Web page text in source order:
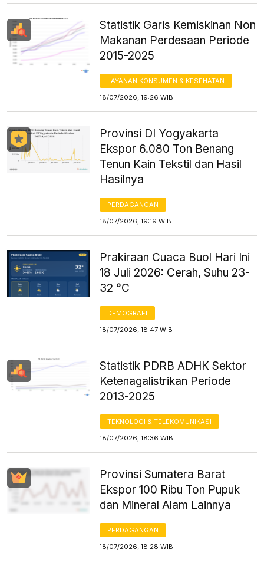
Statistik Garis Kemiskinan Non
Makanan Perdesaan Periode
2015-2025
LAYANAN KONSUMEN & KESEHATAN
18/07/2026, 19:26 WIB
Provinsi DI Yogyakarta
Ekspor 6.080 Ton Benang
Tenun Kain Tekstil dan Hasil
Hasilnya
PERDAGANGAN
18/07/2026, 19:19 WIB
Prakiraan Cuaca Buol Hari Ini
18 Juli 2026: Cerah, Suhu 23-
32 °C
DEMOGRAFI
18/07/2026, 18:47 WIB
Statistik PDRB ADHK Sektor
Ketenagalistrikan Periode
2013-2025
TEKNOLOGI & TELEKOMUNIKASI
18/07/2026, 18:36 WIB
Provinsi Sumatera Barat
Ekspor 100 Ribu Ton Pupuk
dan Mineral Alam Lainnya
PERDAGANGAN
18/07/2026, 18:28 WIB